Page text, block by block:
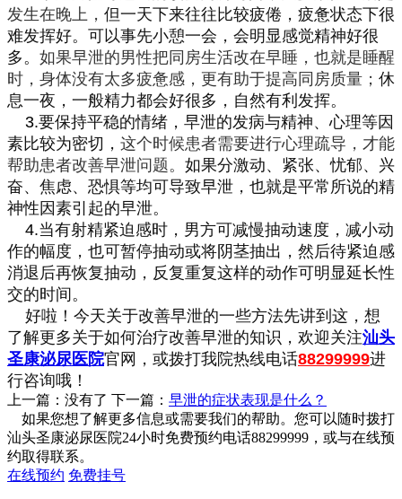
发生在晚上， 但一天下来往往比较疲倦，疲惫状态下很
难发挥好。可以事先小憩一会，会明显感觉精神好很
多。 如果早泄的男性把同房生活改在早睡，也就是睡醒
时，身体没有太多疲惫感，更有助于提高同房质量； 休
息一夜，一般精力都会好很多，自然有利发挥。
3.要保持平稳的情绪，早泄的发病与精神、心理等因
素比较为密切， 这个时候患者需要进行心理疏导，才能
帮助患者改善早泄问题。 如果分激动、紧张、忧郁、兴
奋、焦虑、恐惧等均可导致早泄，也就是平常所说的精
神性因素引起的早泄。
4.当有射精紧迫感时，男方可减慢抽动速度，减小动
作的幅度，也可暂停抽动或将阴茎抽出，然后待紧迫感
消退后再恢复抽动，反复重复这样的动作可明显延长性
交的时间。
好啦！今天关于改善早泄的一些方法先讲到这，想
了解更多关于如何治疗改善早泄的知识，欢迎关注汕头
圣康泌尿医院官网，或拨打我院热线电话88299999进
行咨询哦！
上一篇：没有了 下一篇： 早泄的症状表现是什么？
如果您想了解更多信息或需要我们的帮助。您可以随时拨打
汕头圣康泌尿医院24小时免费预约电话88299999，或与在线预
约取得联系。
在线预约 免费挂号